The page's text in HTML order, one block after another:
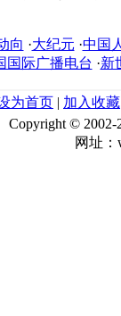
向 ·大纪元 ·中国
国际广播电台 ·新
为首页 | 加入收藏
Copyright ©
网址：